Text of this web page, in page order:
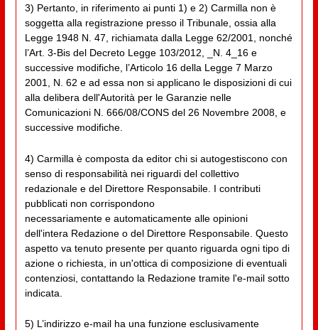
3) Pertanto, in riferimento ai punti 1) e 2) Carmilla non è
soggetta alla registrazione presso il Tribunale, ossia alla
Legge 1948 N. 47, richiamata dalla Legge 62/2001, nonché
l’Art. 3-Bis del Decreto Legge 103/2012, _N. 4_16 e
successive modifiche, l’Articolo 16 della Legge 7 Marzo
2001, N. 62 e ad essa non si applicano le disposizioni di cui
alla delibera dell'Autorità per le Garanzie nelle
Comunicazioni N. 666/08/CONS del 26 Novembre 2008, e
successive modifiche.
4) Carmilla è composta da editor chi si autogestiscono con
senso di responsabilità nei riguardi del collettivo
redazionale e del Direttore Responsabile. I contributi
pubblicati non corrispondono
necessariamente e automaticamente alle opinioni
dell'intera Redazione o del Direttore Responsabile. Questo
aspetto va tenuto presente per quanto riguarda ogni tipo di
azione o richiesta, in un'ottica di composizione di eventuali
contenziosi, contattando la Redazione tramite l'e-mail sotto
indicata.
5) L’indirizzo e-mail ha una funzione esclusivamente